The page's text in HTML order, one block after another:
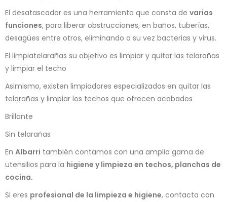
El desatascador es una herramienta que consta de varias
funciones, para liberar obstrucciones, en baños, tuberías,
desagües entre otros, eliminando a su vez bacterias y virus.
El limpiatelarañas su objetivo es limpiar y quitar las telarañas
y limpiar el techo
Asimismo, existen limpiadores especializados en quitar las
telarañas y limpiar los techos que ofrecen acabados
Brillante
Sin telarañas
En Albarri también contamos con una amplia gama de
utensilios para la higiene y limpieza en techos, planchas de
cocina.
Si eres profesional de la limpieza e higiene, contacta con